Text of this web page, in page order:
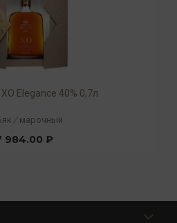
Elegance 40% 0,7л
/ марочный
984.00 ₽